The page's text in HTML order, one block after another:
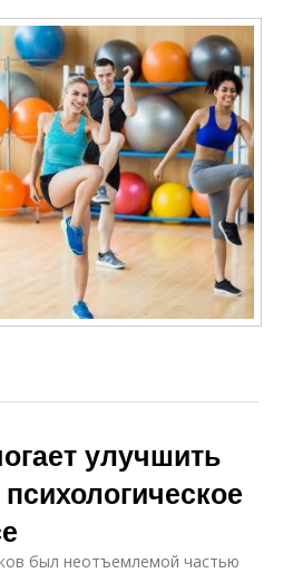
улучшить
был неотъемлемой частью